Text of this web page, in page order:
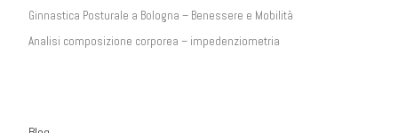
Ginnastica Posturale a Bologna – Benessere e Mobilità
Analisi composizione corporea – impedenziometria